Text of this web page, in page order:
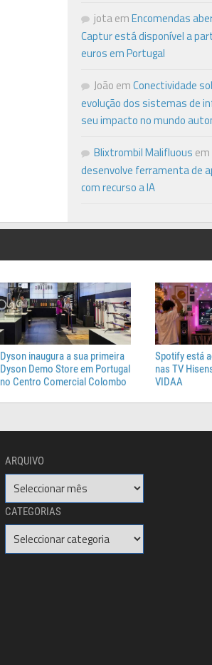
jotaemEncomendas
Captur está disponível a
euros em Portugal
João emConectividade
evolução dos sistemas de
seu impacto no mundo
Blixtrombil Malifluous em
desenvolve ferramenta de
com recurso a IA
Dyson inaugura a sua primeira
Dyson Demo Store em Portugal
no Centro Comercial Colombo
Spotify está
nas TV
VIDAA
ARQUIVO
Arquivo
CATEGORIAS
Categorias